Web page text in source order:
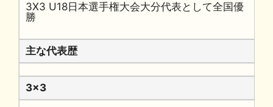
3X3 U18日本選手権大会大分代表として全国優
勝
主な代表歴
3x3